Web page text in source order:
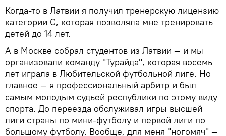
Когда-то в Латвии я получил тренерскую лицензию
категории С, которая позволяла мне тренировать
детей до 14 лет.
А в Москве собрал студентов из Латвии — и мы
организовали команду "Турайда", которая восемь
лет играла в Любительской футбольной лиге. Но
главное — я профессиональный арбитр и был
самым молодым судьей республики по этому виду
спорта. До переезда обслуживал игры высшей
лиги страны по мини-футболу и первой лиги по
большому футболу. Вообще, для меня "ногомяч" —